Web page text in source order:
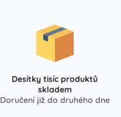
Desítky tisíc produktů
skladem
Doručení již do druhého dne